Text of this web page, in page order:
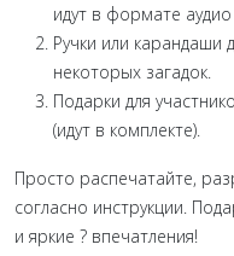
идут в формате
Ручки или карандаши
некоторых загадок.
Подарки для
(идут в комплекте).
Просто распечатайте,
согласно инструкции.
и яркие ? впечатления!